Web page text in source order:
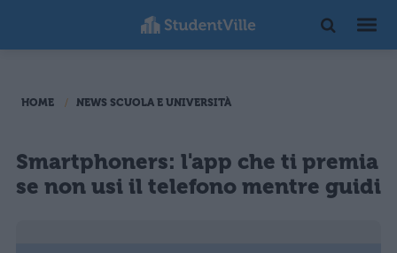
HOME NEWS SCUOLA E UNIVERSITÀ
Smartphoners: l'app che ti premia
se non usi il telefono mentre guidi